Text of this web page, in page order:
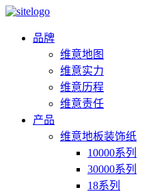
品牌
维意地图
维意实力
维意历程
维意责任
产品
维意地板装饰纸
10000系列
30000系列
18系列